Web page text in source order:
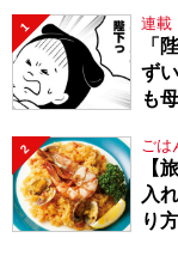
1 連載
「
ず
も
2 ごは
【
入
り方